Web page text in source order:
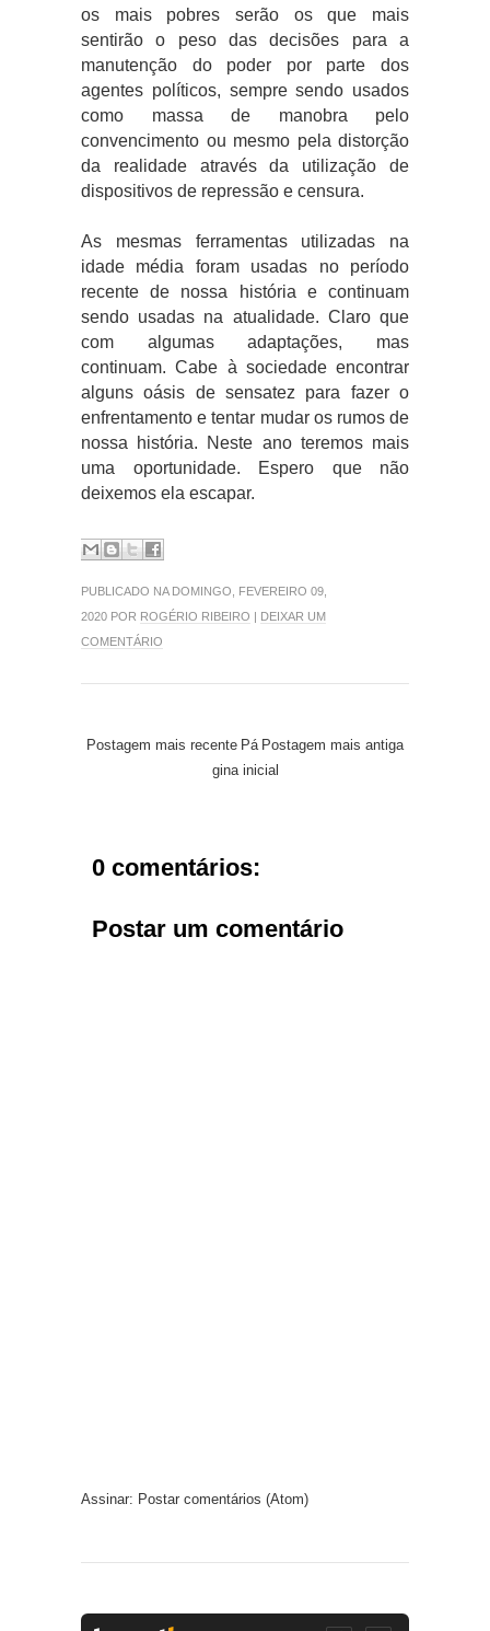
os mais pobres serão os que mais
sentirão o peso das decisões para a
manutenção do poder por parte dos
agentes políticos, sempre sendo usados
como massa de manobra pelo
convencimento ou mesmo pela distorção
da realidade através da utilização de
dispositivos de repressão e censura.
As mesmas ferramentas utilizadas na
idade média foram usadas no período
recente de nossa história e continuam
sendo usadas na atualidade. Claro que
com algumas adaptações, mas
continuam. Cabe à sociedade encontrar
alguns oásis de sensatez para fazer o
enfrentamento e tentar mudar os rumos de
nossa história. Neste ano teremos mais
uma oportunidade. Espero que não
deixemos ela escapar.
PUBLICADO NA DOMINGO, FEVEREIRO 09,
2020 POR ROGÉRIO RIBEIRO | DEIXAR UM
COMENTÁRIO
Postagem mais recente Postagem mais antiga
Pá
gina inicial
0 comentários:
Postar um comentário
Assinar: Postar comentários (Atom)